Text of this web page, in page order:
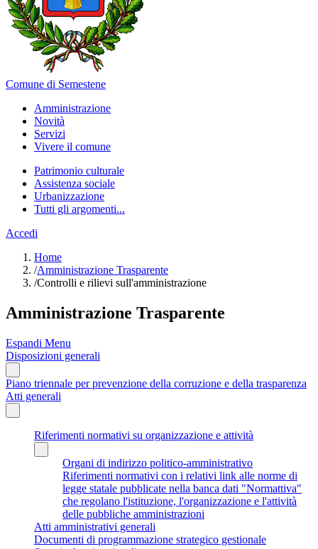
Comune di Semestene
Amministrazione
Novità
Servizi
Vivere il comune
Patrimonio culturale
Assistenza sociale
Urbanizzazione
Tutti gli argomenti...
Accedi
Home
/Amministrazione Trasparente
/Controlli e rilievi sull'amministrazione
Amministrazione Trasparente
Espandi Menu
Disposizioni generali
Piano triennale per prevenzione della corruzione e della trasparenza
Atti generali
Riferimenti normativi su organizzazione e attività
Organi di indirizzo politico-amministrativo
Riferimenti normativi con i relativi link alle norme di
legge statale pubblicate nella banca dati "Normattiva"
che regolano l'istituzione, l'organizzazione e l'attività
delle pubbliche amministrazioni
Atti amministrativi generali
Documenti di programmazione strategico gestionale